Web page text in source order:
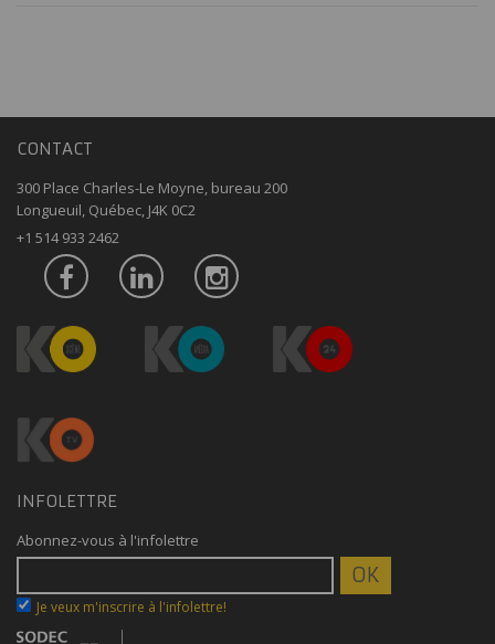
CONTACT
300 Place Charles-Le Moyne, bureau 200
Longueuil, Québec, J4K 0C2
+1 514 933 2462
INFOLETTRE
Abonnez-vous à l'infolettre
Je veux m'inscrire à l'infolettre!